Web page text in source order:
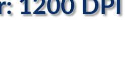
1200 DPI